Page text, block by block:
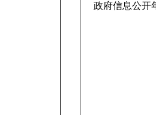
政府信息公开